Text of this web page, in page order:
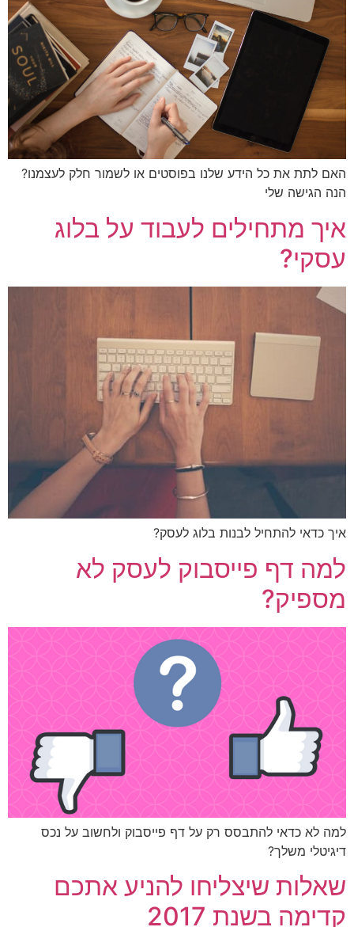
לתת את כל הידע שלנו בפוסטים או לשמור חלק לעצמנו?
הגישה שלי
מתחילים לעבוד על בלוג
כדאי להתחיל לבנות בלוג לעסק?
דף פייסבוק לעסק לא
לא כדאי להתבסס רק על דף פייסבוק ולחשוב על נכס
משלך?
שיצליחו להניע אתכם
בשנת 2017